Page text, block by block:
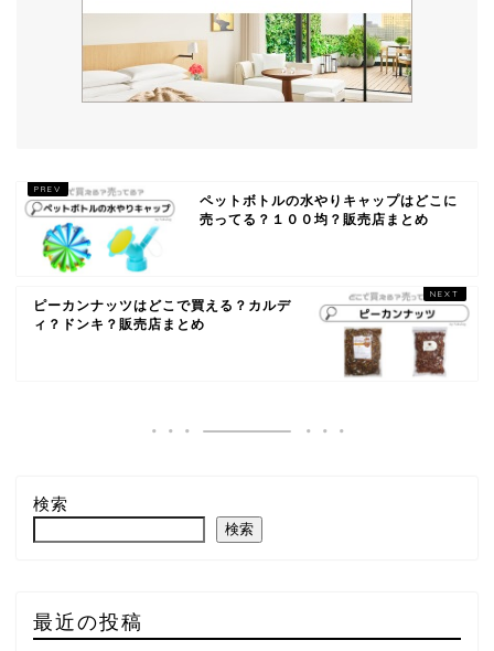
ペットボトルの水やりキャップはどこに
売ってる？１００均？販売店まとめ
ピーカンナッツはどこで買える？カルデ
ィ？ドンキ？販売店まとめ
検索
検索
最近の投稿